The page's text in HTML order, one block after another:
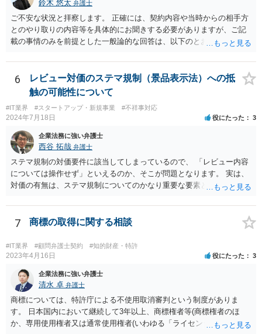
るのか、といった点は契約によって調整されるのが一般的です。 ま
た、契約で特別の定めを設けることにより、追加機能の著作権を利用
者に帰属させる、あるいはベンダーに帰属させつつ利用者に独占的な
使用権を認めるといった整理をすることも可能です。 したがって、費
用負担のみをもって著作権の帰属が決まるものではなく、著作物を創
作した主体と、当事者間の契約内容によって決まると考えられます。
鈴木 悠太 弁護士
ご不安な状況と拝察します。 正確には、契約内容や当時からの相手方
とのやり取りの内容等を具体的にお聞きする必要がありますが、ご記
載の事情のみを前提とした一般論的な回答は、以下のとおりです。 ①
前の商事消滅時効、不法行為消滅時効）にかかっている可能性が高い
です。 ②相手方の報告要求については、法的には従う義務はないでし
ょう。 ③すでに対応は完了しており、もし相手方から今後具体的な法
的請求ないし措置がなされれば改めて検討するという方針でもよいよ
うに思われます。
6
レビュー対価のステマ規制（景品表示法）への抵
触の可能性について
#IT業界 #スタートアップ・新規事業 #不祥事対応
2024年7月18日 役にたった 3
企業法務に強い弁護士
西谷 拓哉 弁護士
ステマ規制の対価要件に該当してしまっているので、 「レビュー内容
については操作せず」といえるのか、そこが問題となります。 実は、
対価の有無は、ステマ規制についてのかなり重要な要素となります。
とを条件に割り引くサービスを提供していたケースですが、 明示的に
高評価と指示していなくても、全件報酬を支払うことを約してレビュ
ーをさせるということになれば、結局はそれはレビュー内容について
事業者が関与していると評価され「事業者による表示（広告）」と判
断される余地は残るといえるでしょう。 あくまで、自身の嗜好に基づ
るのです。 ※消費者庁のステマ規制の運用ガイドラインであるhttps://
www.caa.go.jp/policies/policy/representation/fair_labeling/guideline/ass
ets/representation_cms216_230328_03.pdf の５頁（イ）、２（１）参
照
7 商標の取得に関する相談
#IT業界 #顧問弁護士契約 #知的財産・特許
2023年4月16日 役にたった 3
企業法務に強い弁護士
清水 卓 弁護士
商標については、特許庁による不使用取消審判という制度がありま
す。 日本国内において継続して3年以上、商標権者等(商標権者のほ
か、専用使用権者又は通常使用権者(いわゆる「ライセンシー」)が、指